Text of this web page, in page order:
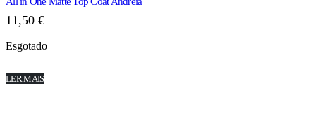
11,50 €
Esgotado
LER MAIS